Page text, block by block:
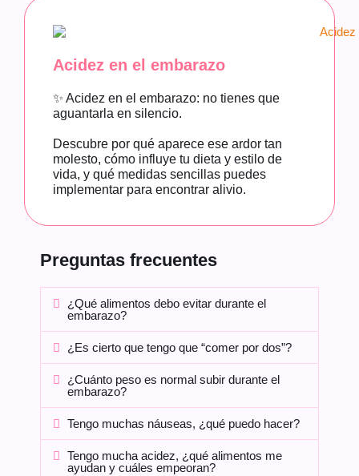
Acidez en el embarazo
✨ Acidez en el embarazo: no tienes que
aguantarla en silencio.
Descubre por qué aparece ese ardor tan
molesto, cómo influye tu dieta y estilo de
vida, y qué medidas sencillas puedes
implementar para encontrar alivio.
Preguntas frecuentes
¿Qué alimentos debo evitar durante el
embarazo?
¿Es cierto que tengo que “comer por dos”?
¿Cuánto peso es normal subir durante el
embarazo?
Tengo muchas náuseas, ¿qué puedo hacer?
Tengo mucha acidez, ¿qué alimentos me
ayudan y cuáles empeoran?